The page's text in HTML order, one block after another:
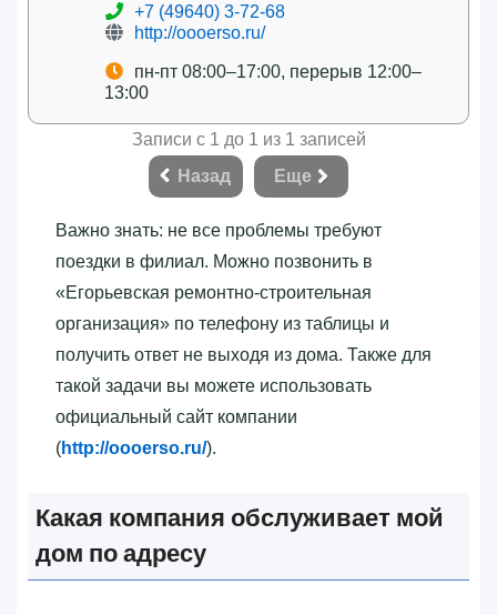
+7 (49640) 3-72-68
http://oooerso.ru/
пн-пт 08:00–17:00, перерыв 12:00–
13:00
Записи с 1 до 1 из 1 записей
Назад
Еще
Важно знать: не все проблемы требуют
поездки в филиал. Можно позвонить в
«‎Егорьевская ремонтно-строительная
организация»‎ по телефону из таблицы и
получить ответ не выходя из дома. Также для
такой задачи вы можете использовать
официальный сайт компании
(http://oooerso.ru/).
Какая компания обслуживает мой
дом по адресу